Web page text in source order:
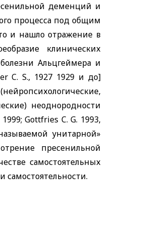
деменций и
процесса под общим
и нашло отражение в
клинических
Альцгеймера и
C. S., 1927 1929 и до]
неоднородности
1999;Gottfries C. G. 1993,
унитарной»
пресенильной
самостоятельных
самостоятельности.